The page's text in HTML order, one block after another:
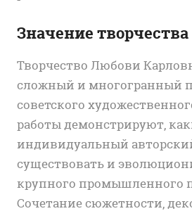
Значение творчества
Творчество Любови
сложный и многогранный
советского
работы демонстрируют,
индивидуальный
существовать и
крупного промышленного
Сочетание сюжетности,